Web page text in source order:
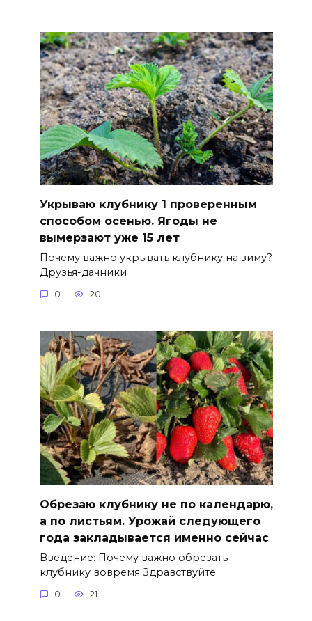
Укрываю клубнику 1 проверенным
способом осенью. Ягоды не
вымерзают уже 15 лет
Почему важно укрывать клубнику на зиму?
Друзья-дачники
0 20
Обрезаю клубнику не по календарю,
а по листьям. Урожай следующего
года закладывается именно сейчас
Введение: Почему важно обрезать
клубнику вовремя Здравствуйте
0 21